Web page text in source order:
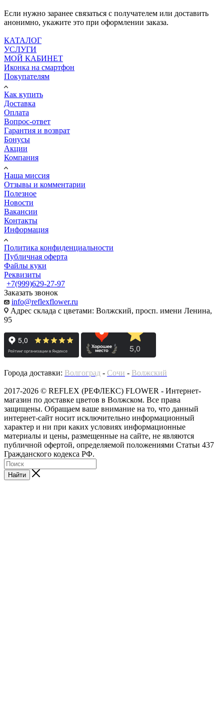
Если нужно заранее связаться с получателем или доставить
анонимно, укажите это при оформлении заказа.
КАТАЛОГ
УСЛУГИ
МОЙ КАБИНЕТ
Иконка на смартфон
Покупателям
Как купить
Доставка
Оплата
Вопрос-ответ
Гарантия и возврат
Бонусы
Акции
Компания
Наша миссия
Отзывы и комментарии
Полезное
Новости
Вакансии
Контакты
Информация
Политика конфиденциальности
Публичная оферта
Файлы куки
Реквизиты
+7(999)629-27-97
Заказать звонок
info@reflexflower.ru
Адрес склада с цветами: Волжский, просп. имени Ленина,
95
Города доставки: Волгоград - Сочи - Волжский
2017-2026 © REFLEX (РЕФЛЕКС) FLOWER - Интернет-
магазин по доставке цветов в Волжском. Все права
защищены. Обращаем ваше внимание на то, что данный
интернет-сайт носит исключительно информационный
характер и ни при каких условиях информационные
материалы и цены, размещенные на сайте, не являются
публичной офертой, определяемой положениями Статьи 437
Гражданского кодекса РФ.
Найти